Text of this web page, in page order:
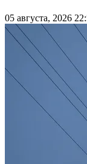
05 августа, 2026